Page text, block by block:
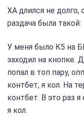
ХА длился не
раздача была такой:
У меня было К5 на
заходил на кнопке.
попал в топ пару,
контбет, я кол. На
контбет. В это раз
я кол.